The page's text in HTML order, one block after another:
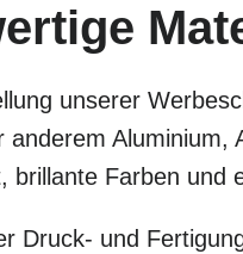
unserer
anderem
brillante Farben und
Druck- und